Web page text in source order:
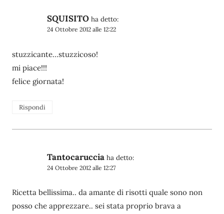
SQUISITO ha detto:
24 Ottobre 2012 alle 12:22
stuzzicante…stuzzicoso!
mi piace!!!
felice giornata!
Rispondi
Tantocaruccia ha detto:
24 Ottobre 2012 alle 12:27
Ricetta bellissima.. da amante di risotti quale sono non
posso che apprezzare.. sei stata proprio brava a